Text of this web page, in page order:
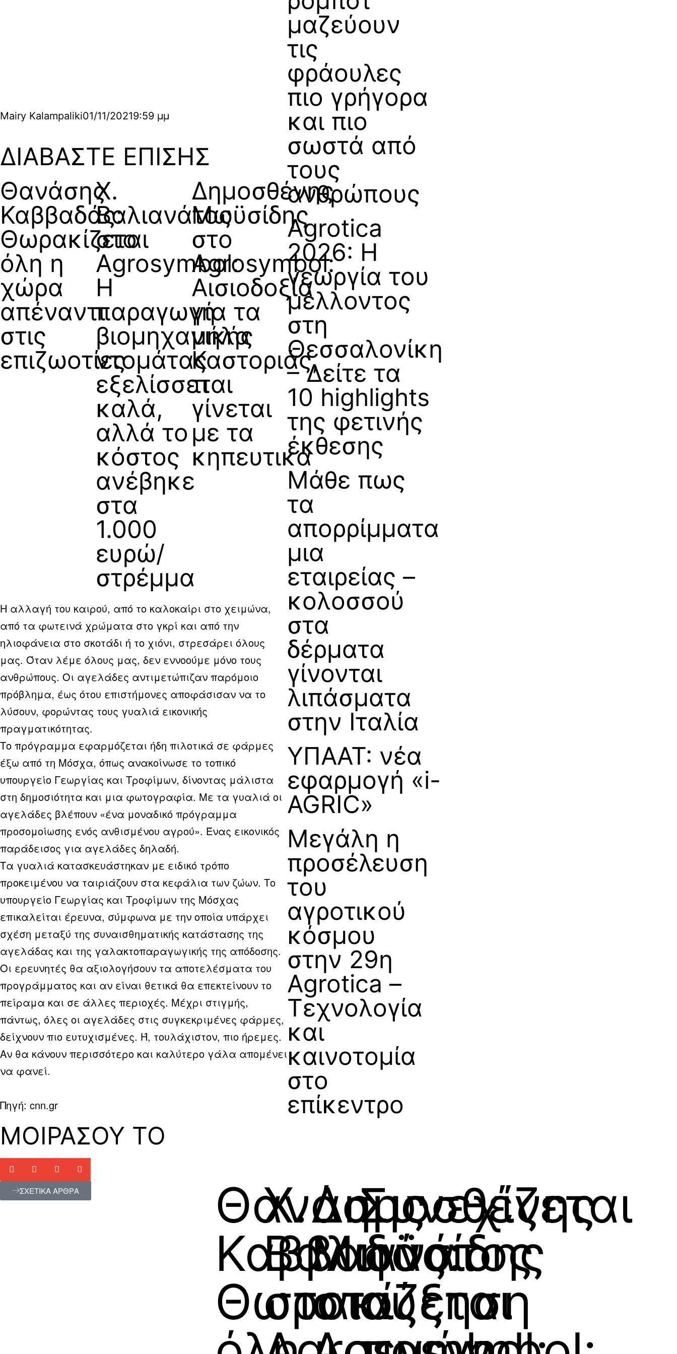
Mairy Kalampaliki01/11/20219:59 μμ
ΔΙΑΒΑΣΤΕ ΕΠΙΣΗΣ
Θανάσης
Καββαδάς:
Θωρακίζεται
όλη η
χώρα
απέναντι
στις
επιζωοτίες
Χ.
Βαλιανάτος
στο
Agrosymbol:
Η
παραγωγή
βιομηχανικής
ντομάτας
εξελίσσεται
καλά,
αλλά το
κόστος
ανέβηκε
στα
1.000
ευρώ/
στρέμμα
Δημοσθένης
Μωϋσίδης
στο
Agrosymbol:
Αισιοδοξία
για τα
μήλα
Καστοριάς,
τι
γίνεται
με τα
κηπευτικά
Η αλλαγή του καιρού, από το καλοκαίρι στο χειμώνα,
από τα φωτεινά χρώματα στο γκρί και από την
ηλιοφάνεια στο σκοτάδι ή το χιόνι, στρεσάρει όλους
μας. Όταν λέμε όλους μας, δεν εννοούμε μόνο τους
ανθρώπους. Οι αγελάδες αντιμετώπιζαν παρόμοιο
πρόβλημα, έως ότου επιστήμονες αποφάσισαν να το
λύσουν, φορώντας τους γυαλιά εικονικής
πραγματικότητας.
Το πρόγραμμα εφαρμόζεται ήδη πιλοτικά σε φάρμες
έξω από τη Μόσχα, όπως ανακοίνωσε το τοπικό
υπουργείο Γεωργίας και Τροφίμων, δίνοντας μάλιστα
στη δημοσιότητα και μια φωτογραφία. Με τα γυαλιά οι
αγελάδες βλέπουν «ένα μοναδικό πρόγραμμα
προσομοίωσης ενός ανθισμένου αγρού». Ένας εικονικός
παράδεισος για αγελάδες δηλαδή.
Τα γυαλιά κατασκευάστηκαν με ειδικό τρόπο
προκειμένου να ταιριάζουν στα κεφάλια των ζώων. Το
υπουργείο Γεωργίας και Τροφίμων της Μόσχας
επικαλείται έρευνα, σύμφωνα με την οποία υπάρχει
σχέση μεταξύ της συναισθηματικής κατάστασης της
αγελάδας και της γαλακτοπαραγωγικής της απόδοσης.
Οι ερευνητές θα αξιολογήσουν τα αποτελέσματα του
προγράμματος και αν είναι θετικά θα επεκτείνουν το
πείραμα και σε άλλες περιοχές. Μέχρι στιγμής,
πάντως, όλες οι αγελάδες στις συγκεκριμένες φάρμες,
δείχνουν πιο ευτυχισμένες. Ή, τουλάχιστον, πιο ήρεμες.
Αν θα κάνουν περισσότερο και καλύτερο γάλα απομένει
να φανεί.
Πηγή: cnn.gr
ΜΟΙΡΑΣΟΥ ΤΟ
μαζεύουν
τις
φράουλες
πιο γρήγορα
και πιο
σωστά από
τους
ανθρώπους
Agrotica
2026: Η
γεωργία του
μέλλοντος
στη
Θεσσαλονίκη
– Δείτε τα
10 highlights
της φετινής
έκθεσης
Μάθε πως
τα
απορρίμματα
μια
εταιρείας –
κολοσσού
στα
δέρματα
γίνονται
λιπάσματα
στην Ιταλία
ΥΠΑΑΤ: νέα
εφαρμογή «i-
AGRIC»
Μεγάλη η
προσέλευση
του
αγροτικού
κόσμου
στην 29η
Agrotica –
Τεχνολογία
και
καινοτομία
στο
επίκεντρο
ΣΧΕΤΙΚΑ ΑΡΘΡΑ
Θανάσης
Καββαδάς:
Θωρακίζεται
Χ.
Βαλιανάτος
στο
Δημοσθένης
Μωϋσίδης
στο
Συνεχίζεται
η
αύξηση